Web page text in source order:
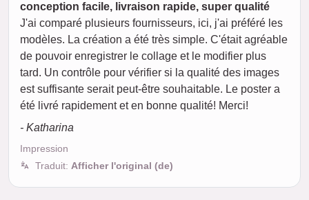
conception facile, livraison rapide, super qualité
J'ai comparé plusieurs fournisseurs, ici, j'ai préféré les
modèles. La création a été très simple. C'était agréable
de pouvoir enregistrer le collage et le modifier plus
tard. Un contrôle pour vérifier si la qualité des images
est suffisante serait peut-être souhaitable. Le poster a
été livré rapidement et en bonne qualité! Merci!
- Katharina
Impression
Traduit: Afficher l'original (de)